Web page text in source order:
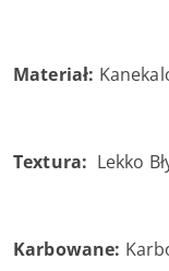
Materiał:
Textura: Lekko
Karbowane: